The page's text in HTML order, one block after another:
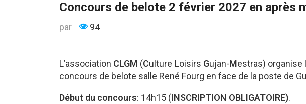
Concours de belote 2 février 2027 en après
par 94
L’association CLGM (Culture Loisirs Gujan-Mestras) organise
concours de belote salle René Fourg en face de la poste de
Début du concours: 14h15 (INSCRIPTION OBLIGATOIRE).